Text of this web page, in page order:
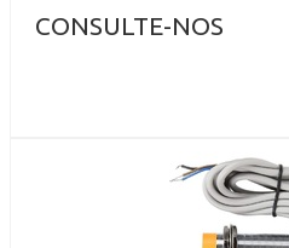
CONSULTE-NOS